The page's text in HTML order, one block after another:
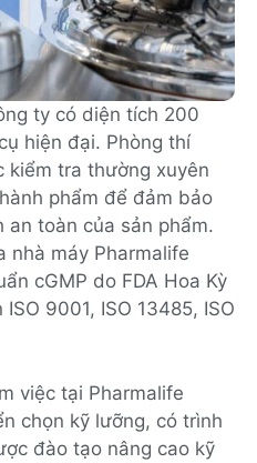
ty có diện tích 200
hiện đại. Phòng thí
kiểm tra thường xuyên
phẩm để đảm bảo
toàn của sản phẩm.
nhà máy Pharmalife
cGMP do FDA Hoa Kỳ
9001, ISO 13485, ISO
việc tại Pharmalife
chọn kỹ lưỡng, có trình
đào tạo nâng cao kỹ